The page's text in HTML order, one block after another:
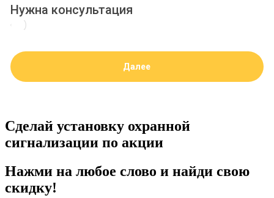
Нужна консультация
Сделай установку охранной
сигнализации по акции
Нажми на любое слово и найди свою
скидку!